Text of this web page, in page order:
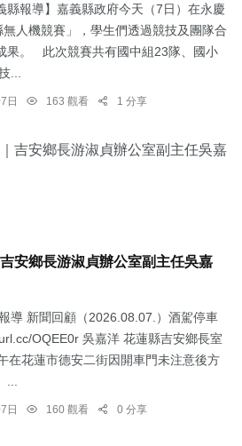
縣報導】嘉義縣政府今天（7日）在永慶
人機競賽」，學生們透過競技及團隊合
果。 此次競賽共有國中組23隊、國小
...
日 163 觀看 1 分享
安鄉長游淑貞辦公室副主任吳嘉
導 新聞回顧（2026.08.07.）酒駕停車
OQEE0r 吳嘉洋 花蓮縣吉安鄉長室
在花蓮市德安二街因開車門未注意後方
日 160 觀看 0 分享